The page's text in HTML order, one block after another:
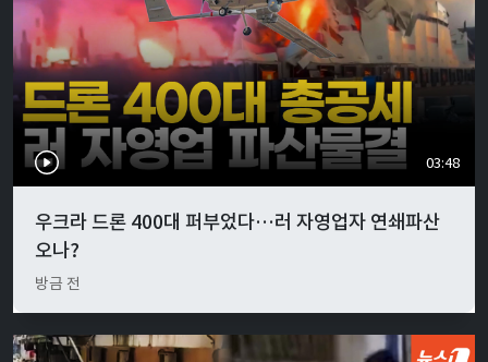
03:48
우크라 드론 400대 퍼부었다…러 자영업자 연쇄파산
오나?
방금 전